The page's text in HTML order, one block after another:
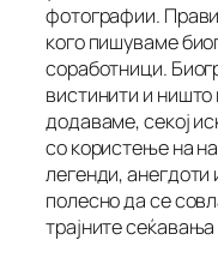
фотографии.
кого пишуваме
соработници.
вистинити и
додаваме, секој
со користење на
легенди, анегдоти
полесно да се
трајните